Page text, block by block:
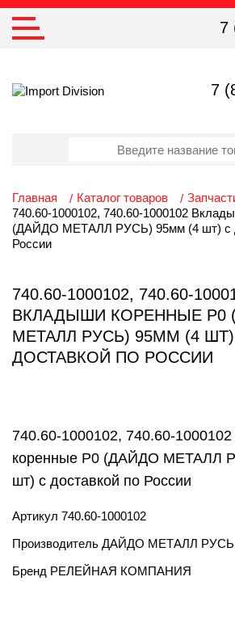
7
7
Главная Каталог товаров
740.60-1000102, 740.60-1000102
(ДАЙДО МЕТАЛЛ РУСЬ) 95мм (4 шт) с
России
740.60-1000102, 740.60-
ВКЛАДЫШИ КОРЕННЫЕ Р0
МЕТАЛЛ РУСЬ) 95ММ (4
ДОСТАВКОЙ ПО РОССИИ
740.60-1000102, 740.60-
коренные Р0 (ДАЙДО МЕТАЛЛ
шт) с доставкой по России
Артикул 740.60-1000102
Производитель ДАЙДО МЕТАЛЛ РУСЬ
Бренд РЕЛЕЙНАЯ КОМПАНИЯ